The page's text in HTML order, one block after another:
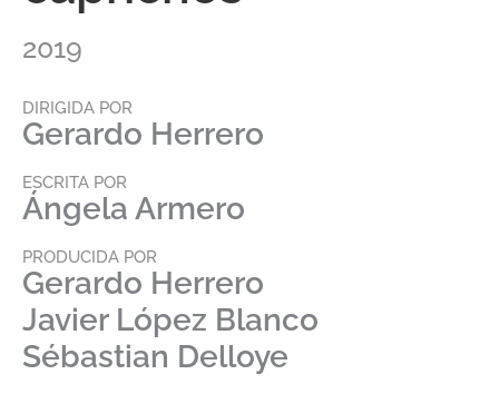
2019
DIRIGIDA POR
Gerardo Herrero
ESCRITA POR
Ángela Armero
PRODUCIDA POR
Gerardo Herrero
Javier López Blanco
Sébastian Delloye